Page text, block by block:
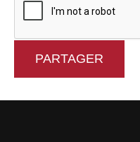
PARTAGER